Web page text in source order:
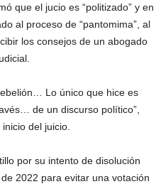
que el jucio es “politizado” y en
al proceso de “pantomima”, al
los consejos de un abogado
Lo único que hice es
de un discurso político”,
del juicio.
por su intento de disolución
2022 para evitar una votación